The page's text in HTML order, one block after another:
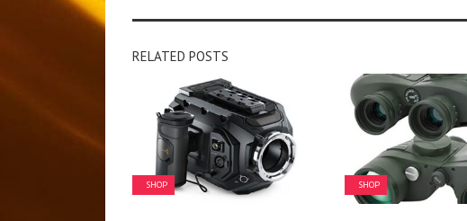
RELATED POSTS
SHOP SHOP